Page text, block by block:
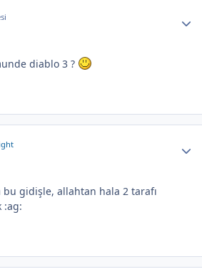
diablo 3 ?
gidişle, allahtan hala 2 tarafı
:ag: